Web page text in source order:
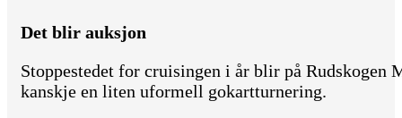
Det blir auksjon
Stoppestedet for cruisingen i år blir på Rudskogen
kanskje en liten uformell gokartturnering.